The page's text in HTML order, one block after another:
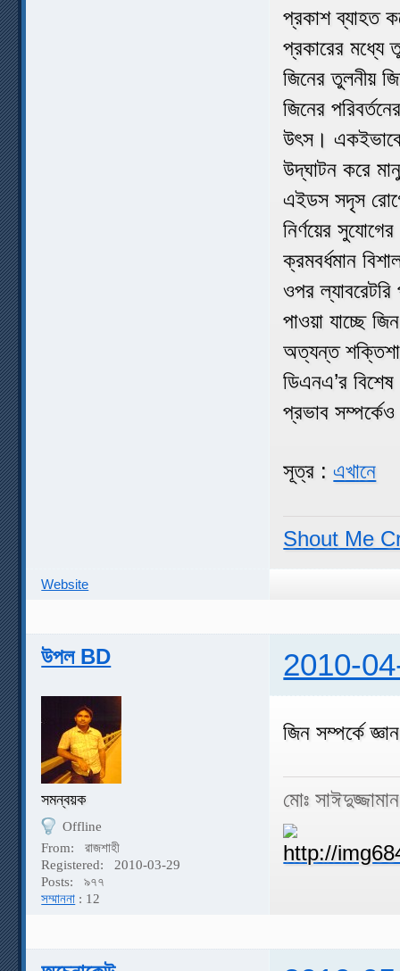
প্রকাশ ব্যাহত
প্রকারের মধ্যে
জিনের তুলনীয়
জিনের
উৎস। একইভাবে
উদ্‌ঘাটন করে
এইডস সদৃস
নির্ণয়ের
ক্রমবর্ধমান
ওপর ল্যাবরেটরি
পাওয়া যাচ্ছে
অত্যন্ত
ডিএনএ’র
প্রভাব
সূত্র :এখানে
Shout Me
Website
উপল BD 2010-
সমন্বয়ক
Offline
From:
রাজশাহী
Registered:
2010-03-29
Posts:
৯৭৭
সম্মাননা : 12
জিন সম্পর্কে
মোঃ